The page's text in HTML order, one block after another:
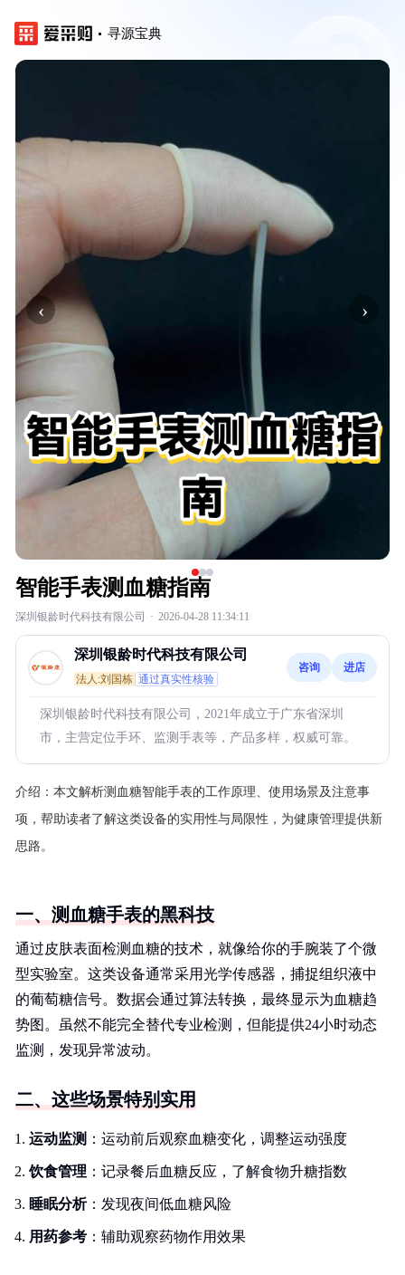
寻源宝典
‹ ›
智能手表测血糖指南
深圳银龄时代科技有限公司 · 2026-04-28 11:34:11
深圳银龄时代科技有限公司
法人:刘国栋 通过真实性核验
咨询 进店
深圳银龄时代科技有限公司，2021年成立于广东省深圳
市，主营定位手环、监测手表等，产品多样，权威可靠。
介绍： 本文解析测血糖智能手表的工作原理、使用场景及注意事
项，帮助读者了解这类设备的实用性与局限性，为健康管理提供新
思路。
一、测血糖手表的黑科技
通过皮肤表面检测血糖的技术，就像给你的手腕装了个微
型实验室。这类设备通常采用光学传感器，捕捉组织液中
的葡萄糖信号。数据会通过算法转换，最终显示为血糖趋
势图。虽然不能完全替代专业检测，但能提供24小时动态
监测，发现异常波动。
二、这些场景特别实用
运动监测 ：运动前后观察血糖变化，调整运动强度
饮食管理 ：记录餐后血糖反应，了解食物升糖指数
睡眠分析：发现夜间低血糖风险
用药参考 ：辅助观察药物作用效果